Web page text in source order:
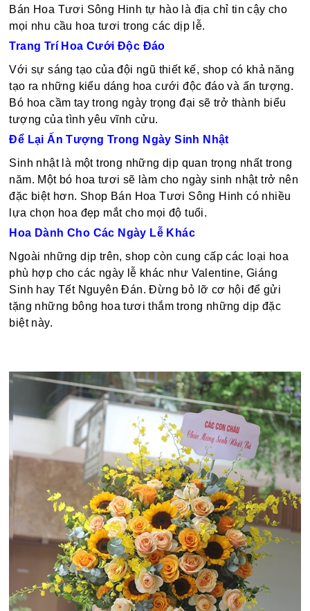
Bán Hoa Tươi Sông Hinh tự hào là địa chỉ tin cậy cho
mọi nhu cầu hoa tươi trong các dịp lễ.
Trang Trí Hoa Cưới Độc Đáo
Với sự sáng tạo của đội ngũ thiết kế, shop có khả năng
tạo ra những kiểu dáng hoa cưới độc đáo và ấn tượng.
Bó hoa cầm tay trong ngày trọng đại sẽ trở thành biểu
tượng của tình yêu vĩnh cửu.
Để Lại Ấn Tượng Trong Ngày Sinh Nhật
Sinh nhật là một trong những dịp quan trọng nhất trong
năm. Một bó hoa tươi sẽ làm cho ngày sinh nhật trở nên
đặc biệt hơn. Shop Bán Hoa Tươi Sông Hinh có nhiều
lựa chọn hoa đẹp mắt cho mọi độ tuổi.
Hoa Dành Cho Các Ngày Lễ Khác
Ngoài những dịp trên, shop còn cung cấp các loại hoa
phù hợp cho các ngày lễ khác như Valentine, Giáng
Sinh hay Tết Nguyên Đán. Đừng bỏ lỡ cơ hội để gửi
tặng những bông hoa tươi thắm trong những dịp đặc
biệt này.